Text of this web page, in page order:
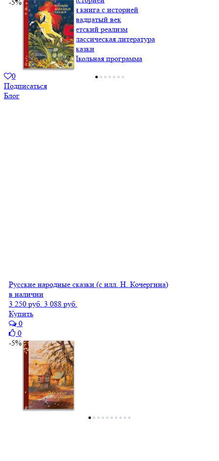
Вся Малая книга с историей
МКСИ: Двадцатый век
МКСИ: Детский реализм
МКСИ: Классическая литература
МКСИ: Сказки
МКСИ: Школьная программа
0
Подписаться
Блог
-5%
Русские народные сказки (с илл. Н. Кочергина)
в наличии
3 250 руб. 3 088 руб.
Купить
0
0
-5%